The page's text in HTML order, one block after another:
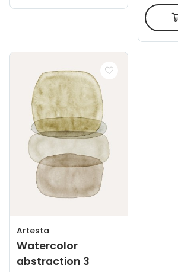
Artesta
Watercolor
abstraction 3